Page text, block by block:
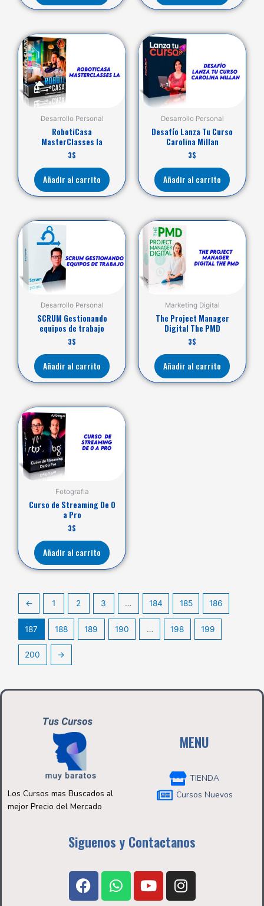
Desarrollo Personal
RobotiCasa
MasterClasses la
3$
Añadir al carrito
Desarrollo Personal
Desafío Lanza Tu Curso
Carolina Millan
3$
Añadir al carrito
Desarrollo Personal
SCRUM Gestionando
equipos de trabajo
3$
Añadir al carrito
Marketing Digital
The Project Manager
Digital The PMD
3$
Añadir al carrito
Fotografia
Curso de Streaming De 0
a Pro
3$
Añadir al carrito
← 1 2 3 … 184 185 186
187 188 189 190 … 198 199
200 →
Los Cursos mas Buscados al
mejor Precio del Mercado
MENU
TIENDA
Cursos Nuevos
Siguenos y Contactanos
F
a
W
h
Y
o
I
n